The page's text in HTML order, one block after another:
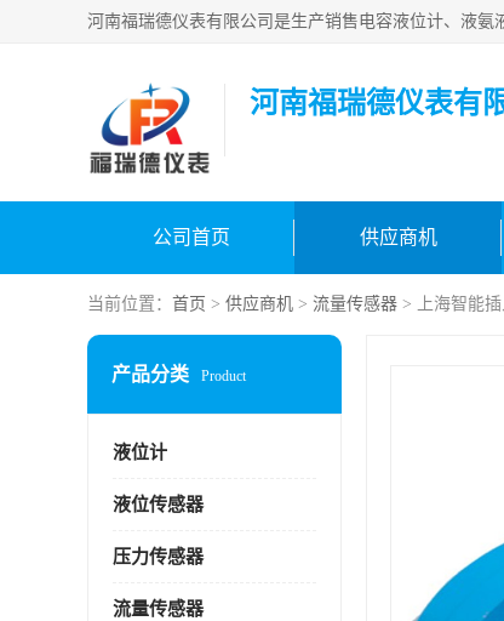
河南福瑞德仪表有
公司首页 供应商机
当前位置： 首页 > 供应商机 > 流量传感器 > 上海智能
产品分类 Product
液位计
液位传感器
压力传感器
流量传感器